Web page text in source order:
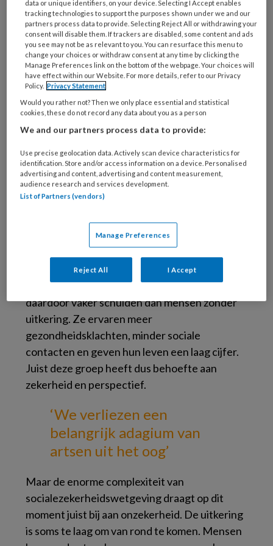
tezamen het gedrag van mensen.
© freshidea / stock.adobe.com
Volgens deze brede definitie van de SER is het
bestaan voor veel mensen met een ziekte- of
arbeidsongeschiktheidsuitkering onzeker.
Vaak kunnen ze vanwege hun aandoening hun
wat anders te vinden. Ze moeten langdurig
rondkomen van een laag inkomen en hebben
daardoor vaker schulden dan mensen zonder
uitkering. Ze ervaren meer
gezondheidsklachten, minder sociale
contacten en geven hun leven een laag cijfer.
Juist deze groep heeft dus behoefte aan
zekerheid en perspectief.
‘We verliezen een
belangrijk adagium van
artsen uit het oog’
Maar de enorme complexiteit van
socialezekerheidswetgeving draagt op dit
moment juist bij aan onzekerheid. De uitkering
is soms te laag om van rond te komen. Mensen
data or unique identifiers, on your device. Selecting I Accept enables
tracking technologies to support the purposes shown under we and our
partners process data to provide. Selecting Reject All or withdrawing your
consent will disable them. If trackers are disabled, some content and ads
you see may not be as relevant to you. You can resurface this menu to
change your choices or withdraw consent at any time by clicking the
Manage Preferences link on the bottom of the webpage. Your choices will
have effect within our Website. For more details, refer to our Privacy
Policy. Privacy Statement
Would you rather not? Then we only place essential and statistical
cookies, these do not record any data about you as a person
We and our partners process data to provide:
Use precise geolocation data. Actively scan device characteristics for
identification. Store and/or access information on a device. Personalised
advertising and content, advertising and content measurement,
audience research and services development.
List of Partners (vendors)
Manage Preferences
Reject All I Accept